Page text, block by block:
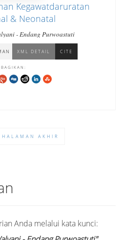
Kegawatdaruratan
& Neonatal
- Endang Purwoastuti
XML DETAIL CITE
BAGIKAN:
HALAMAN AKHIR
Anda melalui kata kunci: